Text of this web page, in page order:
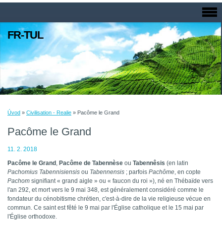
FR-TUL
Úvod » Civilisation - Realie » Pacôme le Grand
Pacôme le Grand
11. 2. 2018
Pacôme le Grand , Pacôme de Tabennèse ou Tabennêsis (en latin
Pachomius Tabennisiensis ou Tabennensis ; parfois Pachôme, en copte
Pachom signifiant « grand aigle » ou « faucon du roi »), né en Thébaïde vers
l'an 292, et mort vers le 9 mai 348, est généralement considéré comme le
fondateur du cénobitisme chrétien, c'est-à-dire de la vie religieuse vécue en
commun. Ce saint est fêté le 9 mai par l'Église catholique et le 15 mai par
l'Église orthodoxe.